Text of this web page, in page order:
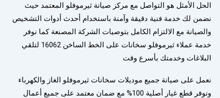
الحل الأمثل هو التواصل مع مركز صيانة ثيرموفلو المعتمد حيث
نضمن لك خدمة فنية دقيقة وآمنة باستخدام أحدث أدوات التشخيص
والصيانة مع الالتزام الكامل بتوصيات الشركة المصنعة كما نوفر
خدمة عملاء ثيرموفلو سخانات على الخط الساخن 16062 لتلقي
البلاغات وخدمتك بأسرع وقت
نعمل على صيانة جميع موديلات سخانات ثيرموفلو الغاز والكهرباء
ونوفر قطع غيار أصلية 100% مع ضمان معتمد على جميع أعمال